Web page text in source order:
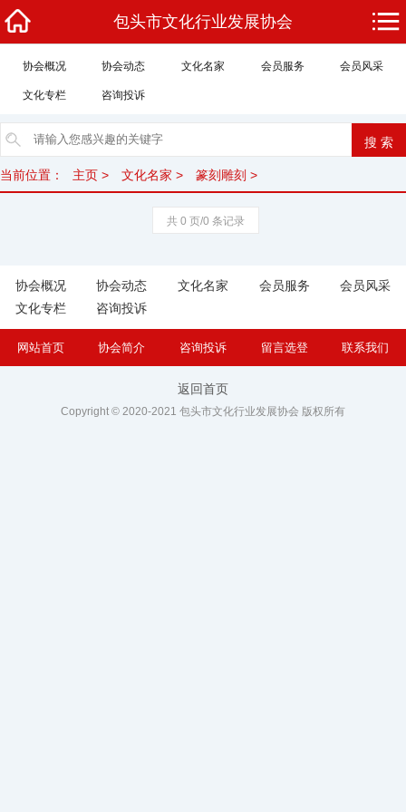
包头市文化行业发展协会
协会概况 协会动态 文化名家 会员服务 会员风采
文化专栏 咨询投诉
当前位置： 主页 > 文化名家 > 篆刻雕刻 >
共 0 页/0 条记录
协会概况 协会动态 文化名家 会员服务
会员风采
文化专栏
咨询投诉
网站首页 协会简介 咨询投诉 留言选登 联系我们
返回首页
Copyright © 2020-2021 包头市文化行业发展协会 版权所有